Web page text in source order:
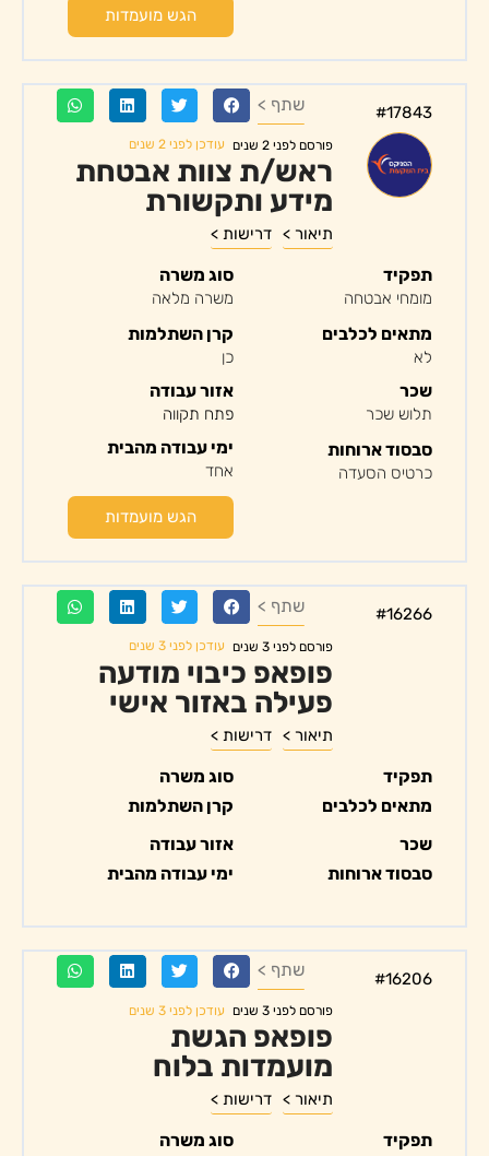
הגש מועמדות
#17843 שתף >
פורסם לפני 2 שנים עודכן לפני 2 שנים
ראש/ת צוות אבטחת
מידע ותקשורת
תיאור > דרישות >
תפקיד
מומחי אבטחה
מתאים לכלבים
לא
סוג משרה
משרה מלאה
קרן השתלמות
כן
שכר
תלוש שכר
סבסוד ארוחות
כרטיס הסעדה
אזור עבודה
פתח תקווה
ימי עבודה מהבית
אחד
הגש מועמדות
#16266 שתף >
פורסם לפני 3 שנים עודכן לפני 3 שנים
פופאפ כיבוי מודעה
פעילה באזור אישי
תיאור > דרישות >
תפקיד
מתאים לכלבים
סוג משרה
קרן השתלמות
שכר
סבסוד ארוחות
אזור עבודה
ימי עבודה מהבית
#16206 שתף >
פורסם לפני 3 שנים עודכן לפני 3 שנים
פופאפ הגשת
מועמדות בלוח
תיאור > דרישות >
תפקיד
סוג משרה